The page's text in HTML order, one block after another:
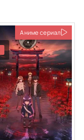
Аниме сериал